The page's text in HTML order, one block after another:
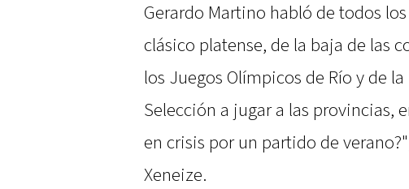
Gerardo Martino habló de todos
clásico platense, de la baja de las
los Juegos Olímpicos de Río y de
Selección a jugar a las provincias,
en crisis por un partido de
Xeneize.